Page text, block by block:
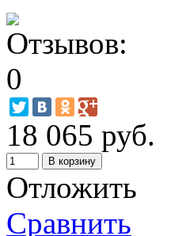
18 065 руб.
Отложить
Сравнить